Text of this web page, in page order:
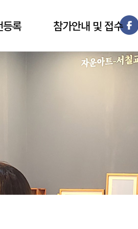
등록 참가안내 및 접수